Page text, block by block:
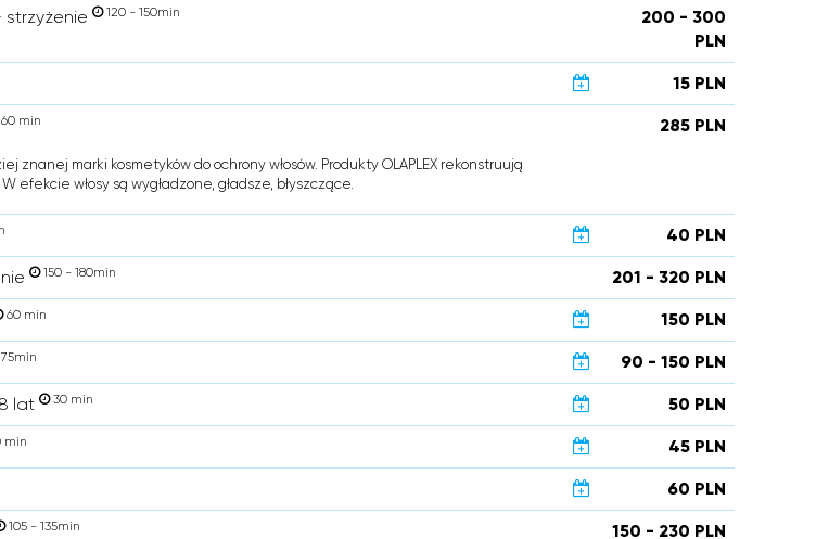
strzyżenie 120 - 150min
200 - 300
PLN
15 PLN
min 285 PLN
znanej marki kosmetyków do ochrony włosów. Produkty OLAPLEX rekonstruują
efekcie włosy są wygładzone, gładsze, błyszczące.
40 PLN
150 - 180min 201 - 320 PLN
60 min 150 PLN
90 - 150 PLN
lat 30 min 50 PLN
min 45 PLN
60 PLN
105 - 135min 150 - 230 PLN